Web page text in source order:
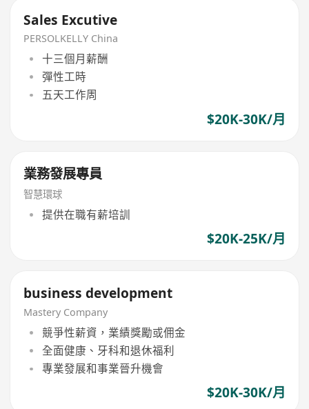
Sales Excutive
PERSOLKELLY China
十三個月薪酬
彈性工時
五天工作周
$20K-30K/月
業務發展專員
智慧環球
提供在職有薪培訓
$20K-25K/月
business development
Mastery Company
競爭性薪資，業績獎勵或佣金
全面健康、牙科和退休福利
專業發展和事業晉升機會
$20K-30K/月